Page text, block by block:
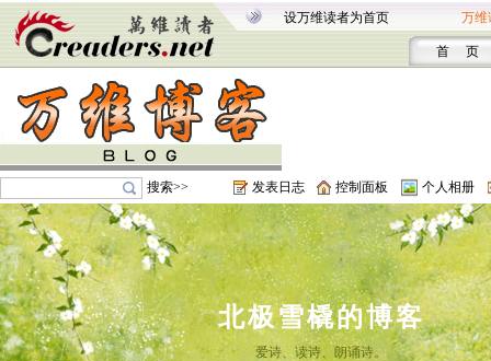
设万维读者为首页 万维
首 页
搜索>> 发表日志 控制面板 个人相册
北极雪橇的博客
爱诗、读诗、朗诵诗。